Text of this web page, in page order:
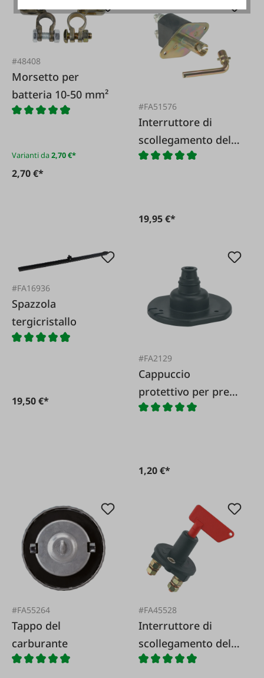
#48408
Morsetto per
batteria 10-50 mm²
Varianti da2,70 €*
2,70 €*
#FA51576
Interruttore di
scollegamento della
batteria 12V/24V
19,95 €*
#FA16936
Spazzola
tergicristallo
19,50 €*
#FA2129
Cappuccio
protettivo per prese
da 12 V
1,20 €*
#FA55264
Tappo del
carburante
#FA45528
Interruttore di
scollegamento della
batteria